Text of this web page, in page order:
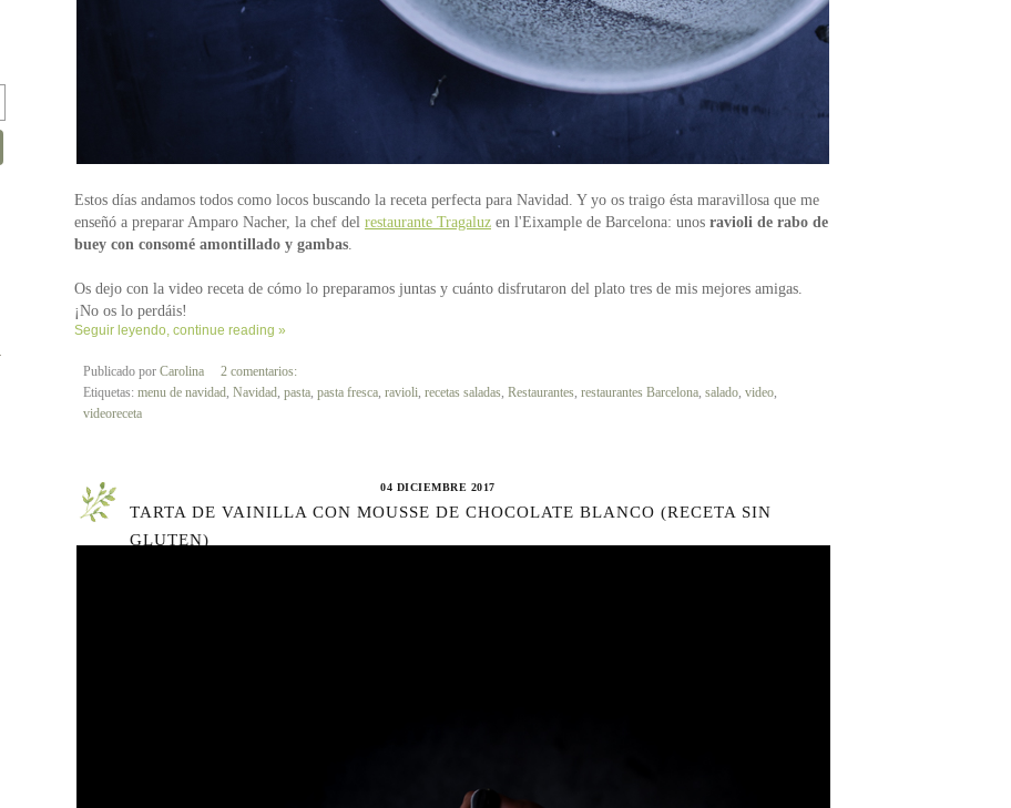
Estos días andamos todos como locos buscando la receta perfecta para Navidad. Y yo os traigo ésta maravillosa que me
enseñó a preparar Amparo Nacher, la chef del restaurante Tragaluz en l'Eixample de Barcelona: unos ravioli de rabo de
buey con consomé amontillado y gambas
Os dejo con la video receta de cómo lo preparamos juntas y cuánto disfrutaron del plato tres de mis mejores amigas.
¡No os lo perdáis!
Seguir leyendo, continue reading »
Publicado por Carolina
2 comentarios:
Etiquetas: menu de navidad Navidad pasta pasta fresca ravioli recetas saladas Restaurantes restaurantes Barcelona salado video
videoreceta
04 DICIEMBRE 2017
TARTA DE VAINILLA CON MOUSSE DE CHOCOLATE BLANCO (RECETA SIN
GLUTEN)